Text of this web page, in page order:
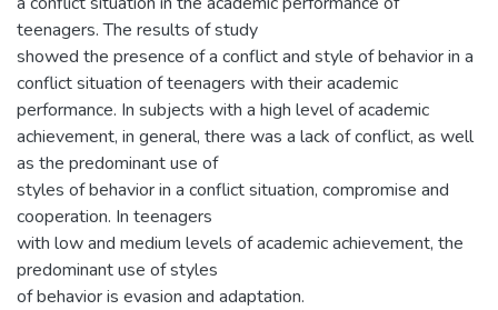
teenagers. The results of study
showed the presence of a conflict and style of behavior in a
conflict situation of teenagers with their academic
performance. In subjects with a high level of academic
achievement, in general, there was a lack of conflict, as well
as the predominant use of
styles of behavior in a conflict situation, compromise and
cooperation. In teenagers
with low and medium levels of academic achievement, the
predominant use of styles
of behavior is evasion and adaptation.